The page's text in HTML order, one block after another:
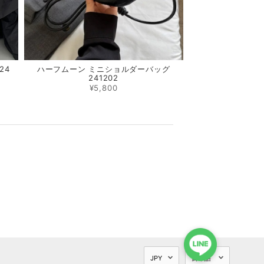
ハーフムーン ミニショルダーバッグ
241202
¥5,800